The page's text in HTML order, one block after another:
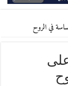
في الروح